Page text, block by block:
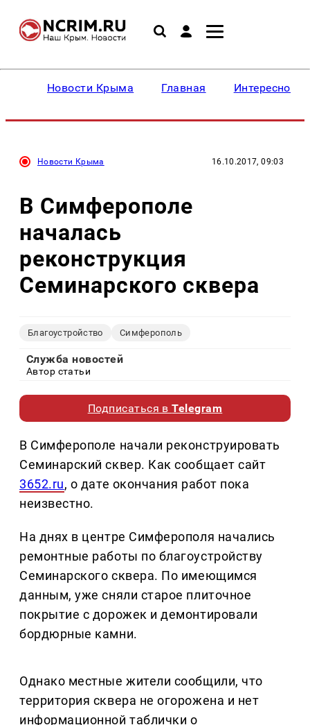
Новости Крыма Главная Интересное
Новости Крыма 16.10.2017, 09:03
В Симферополе
началась
реконструкция
Семинарского сквера
Благоустройство Симферополь
Служба новостей
Автор статьи
Подписаться вTelegram
В Симферополе начали реконструировать
Семинарский сквер. Как сообщает сайт
3652.ru, о дате окончания работ пока
неизвестно.
На днях в центре Симферополя начались
ремонтные работы по благоустройству
Семинарского сквера. По имеющимся
данным, уже сняли старое плиточное
покрытие с дорожек и демонтировали
бордюрные камни.
Однако местные жители сообщили, что
территория сквера не огорожена и нет
информационной таблички о